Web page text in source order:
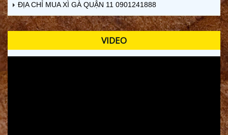
ĐỊA CHỈ MUA XÌ GÀ QUẬN 11 0901241888
VIDEO